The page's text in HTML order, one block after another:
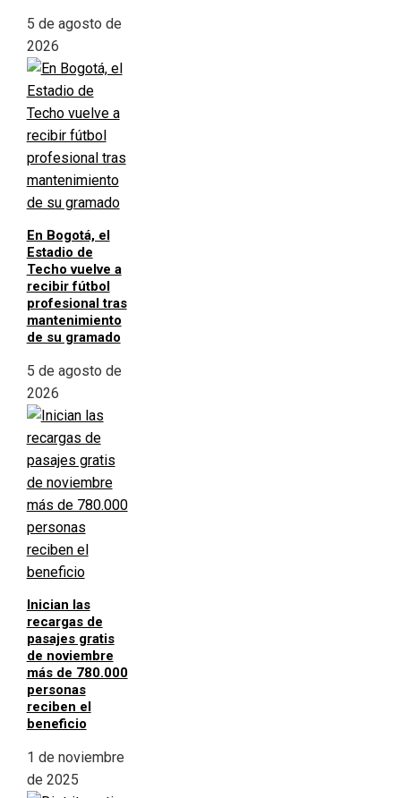
5 de agosto de
2026
En Bogotá, el
Estadio de
Techo vuelve a
recibir fútbol
profesional tras
mantenimiento
de su gramado
5 de agosto de
2026
Inician las
recargas de
pasajes gratis
de noviembre
más de 780.000
personas
reciben el
beneficio
1 de noviembre
de 2025